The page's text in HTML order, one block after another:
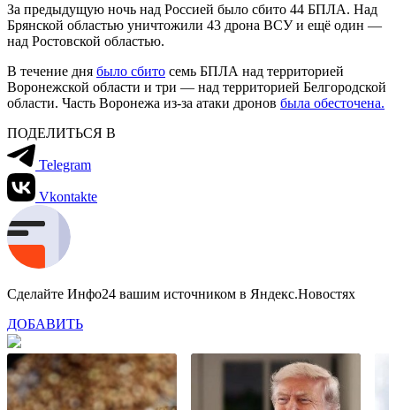
За предыдущую ночь над Россией было сбито 44 БПЛА. Над
Брянской областью уничтожили 43 дрона ВСУ и ещё один —
над Ростовской областью.
В течение дня было сбито семь БПЛА над территорией
Воронежской области и три — над территорией Белгородской
области. Часть Воронежа из-за атаки дронов была обесточена.
ПОДЕЛИТЬСЯ В
Telegram
Vkontakte
Сделайте Инфо24 вашим источником в Яндекс.Новостях
ДОБАВИТЬ